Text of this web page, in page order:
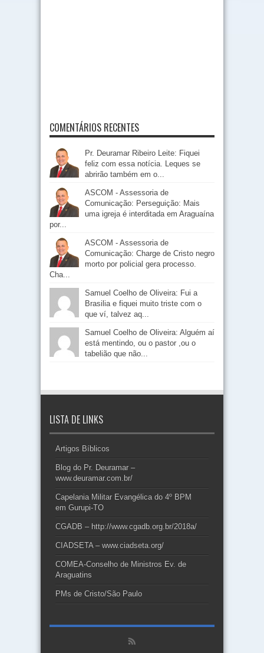
COMENTÁRIOS RECENTES
Pr. Deuramar Ribeiro Leite: Fiquei
feliz com essa notícia. Leques se
abrirão também em o...
ASCOM - Assessoria de
Comunicação: Perseguição: Mais
uma igreja é interditada em Araguaína
por...
ASCOM - Assessoria de
Comunicação: Charge de Cristo negro
morto por policial gera processo.
Cha...
Samuel Coelho de Oliveira: Fui a
Brasilia e fiquei muito triste com o
que ví, talvez aq...
Samuel Coelho de Oliveira: Alguém aí
está mentindo, ou o pastor ,ou o
tabelião que não...
LISTA DE LINKS
Artigos Bíblicos
Blog do Pr. Deuramar –
www.deuramar.com.br/
Capelania Militar Evangélica do 4º BPM
em Gurupi-TO
CGADB – http://www.cgadb.org.br/2018a/
CIADSETA – www.ciadseta.org/
COMEA-Conselho de Ministros Ev. de
Araguatins
PMs de Cristo/São Paulo